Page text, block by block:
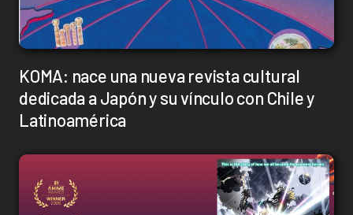
KOMA: nace una nueva revista cultural
dedicada a Japón y su vínculo con Chile y
Latinoamérica